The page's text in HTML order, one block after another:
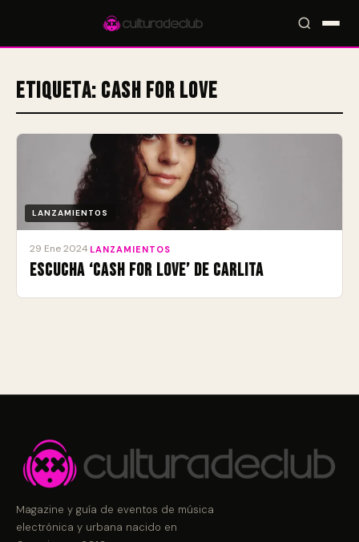
Accesos rápidos: 🎪 Eventos🎤 Artistas📍 Locales📰 Magazine
Etiqueta: Cash For Love
LANZAMIENTOS
29 Ene 2024 LANZAMIENTOS
Escucha ‘Cash For Love’ de Carlita
Magazine y guía de eventos de música
electrónica y urbana nacido en